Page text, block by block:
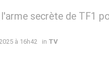
secrète de TF1
à 16h42 in TV